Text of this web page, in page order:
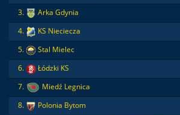
3.
Arka Gdynia
4.
KS Nieciecza
5.
Stal Mielec
6.
Łódzki KS
7.
Miedź Legnica
8.
Polonia Bytom